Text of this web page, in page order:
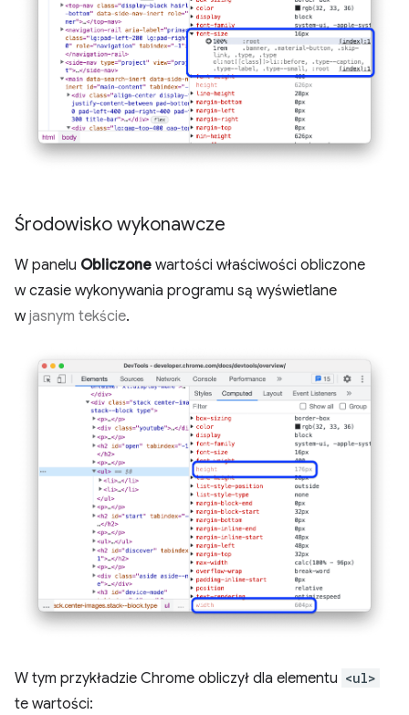
Środowisko wykonawcze
W panelu Obliczone wartości właściwości obliczone
w czasie wykonywania programu są wyświetlane
wjasnym tekście.
W tym przykładzie Chrome obliczył dla elementu <ul>
te wartości: